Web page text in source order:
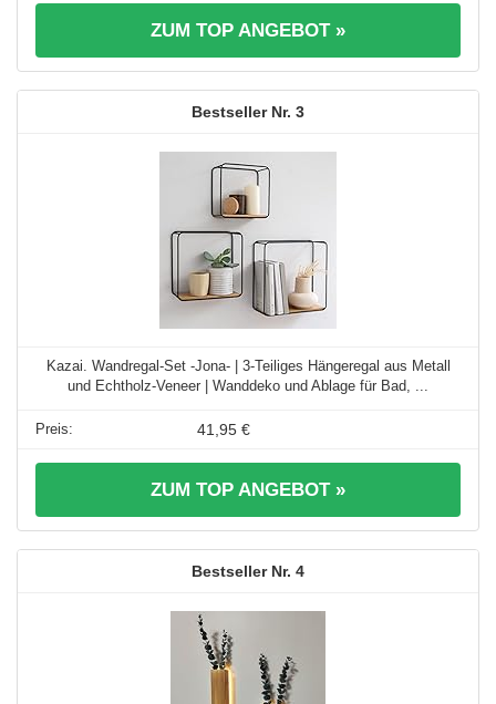
ZUM TOP ANGEBOT »
3
Kazai. Wandregal-Set -Jona- | 3-Teiliges Hängeregal aus Metall
und Echtholz-Veneer | Wanddeko und Ablage für Bad, ...
41,95 €
ZUM TOP ANGEBOT »
4